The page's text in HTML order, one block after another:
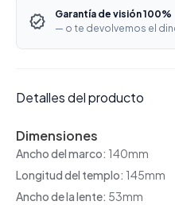
Garantía de visión 100%
— o te devolvemos el
Detalles del producto
Dimensiones
Ancho del marco: 140mm
Longitud del templo: 145mm
Ancho de la lente: 53mm